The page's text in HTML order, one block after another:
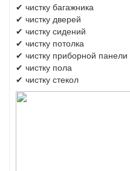
✔ чистку багажника
✔ чистку дверей
✔ чистку сидений
✔ чистку потолка
✔ чистку приборной панели
✔ чистку пола
✔ чистку стекол